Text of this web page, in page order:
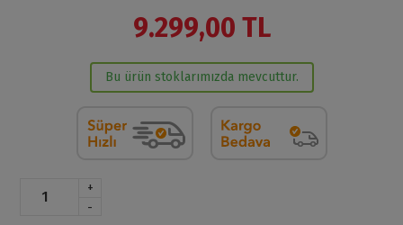
9.299,00 TL
Bu ürün stoklarımızda mevcuttur.
+
-